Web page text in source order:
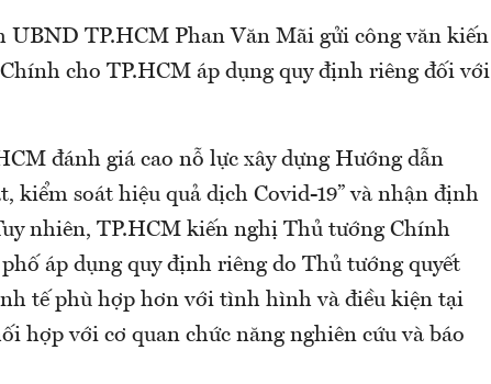
UBND TP.HCM Phan Văn Mãi gửi công văn kiến
cho TP.HCM áp dụng quy định riêng đối với
đánh giá cao nỗ lực xây dựng Hướng dẫn
kiểm soát hiệu quả dịch Covid-19” và nhận định
nhiên, TP.HCM kiến nghị Thủ tướng Chính
áp dụng quy định riêng do Thủ tướng quyết
tế phù hợp hơn với tình hình và điều kiện tại
hợp với cơ quan chức năng nghiên cứu và báo